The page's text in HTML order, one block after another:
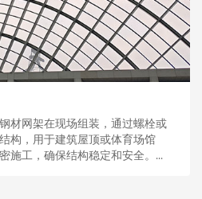
材网架在现场组装，通过螺栓或
构，用于建筑屋顶或体育场馆
施工，确保结构稳定和安全。...